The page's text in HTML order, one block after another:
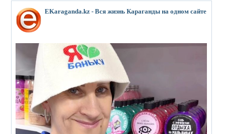
EKaraganda.kz - Вся жизнь Караганды на одном сайте